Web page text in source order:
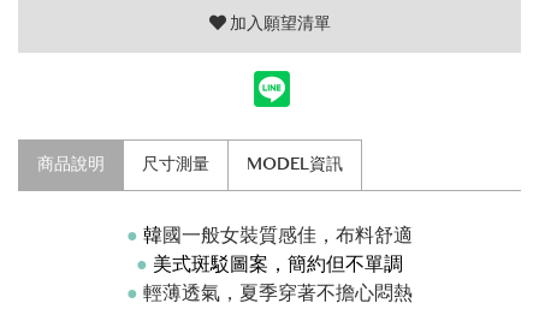
加入願望清單
商品說明 尺寸測量 MODEL資訊
● 韓國一般女裝質感佳， 布料舒適
● 美式斑駁圖案，簡約但不單調
● 輕薄透氣，夏季穿著不擔心悶熱